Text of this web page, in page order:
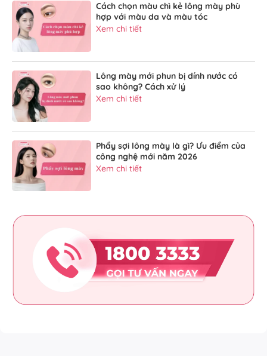
Cách chọn màu chì kẻ lông mày phù
hợp với màu da và màu tóc
Xem chi tiết
Lông mày mới phun bị dính nước có
sao không? Cách xử lý
Xem chi tiết
Phẩy sợi lông mày là gì? Ưu điểm của
công nghệ mới năm 2026
Xem chi tiết